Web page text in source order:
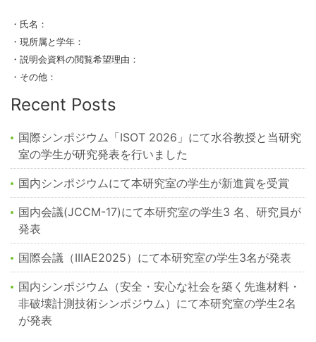
・氏名：
・現所属と学年：
・説明会資料の閲覧希望理由：
・その他：
Recent Posts
国際シンポジウム「ISOT 2026」にて水谷教授と当研究
室の学生が研究発表を行いました
国内シンポジウムにて本研究室の学生が新進賞を受賞
国内会議(JCCM-17)にて本研究室の学生3 名、研究員が
発表
国際会議（IIIAE2025）にて本研究室の学生3名が発表
国内シンポジウム（安全・安心な社会を築く先進材料・
非破壊計測技術シンポジウム）にて本研究室の学生2名
が発表